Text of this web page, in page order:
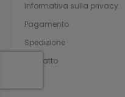
Informativa sulla privacy
Pagamento
Spedizione
Contatto